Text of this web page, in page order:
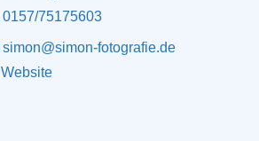
0157/75175603
simon@simon-fotografie.de
Website